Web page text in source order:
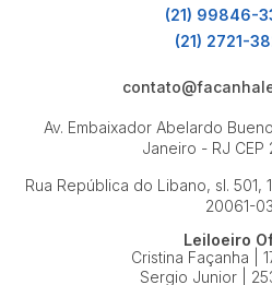
(21) 99846-
(21) 2721-
Av. Embaixador Abelardo
Janeiro - RJ CEP
Rua República do Libano, sl. 501,
20061-
Leiloeiro
Cristina Façanha |
Sergio Junior |